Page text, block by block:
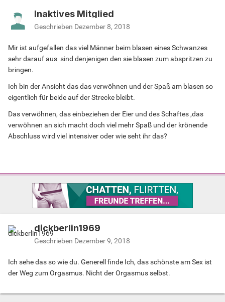
Inaktives Mitglied
Geschrieben Dezember 8, 2018
Mir ist aufgefallen das viel Männer beim blasen eines Schwanzes
sehr darauf aus sind denjenigen den sie blasen zum abspritzen zu
bringen.
Ich bin der Ansicht das das verwöhnen und der Spaß am blasen so
eigentlich für beide auf der Strecke bleibt.
Das verwöhnen, das einbeziehen der Eier und des Schaftes ,das
verwöhnen an sich macht doch viel mehr Spaß und der krönende
Abschluss wird viel intensiver oder wie seht ihr das?
dickberlin1969
Geschrieben Dezember 9, 2018
Ich sehe das so wie du. Generell finde Ich, das schönste am Sex ist
der Weg zum Orgasmus. Nicht der Orgasmus selbst.